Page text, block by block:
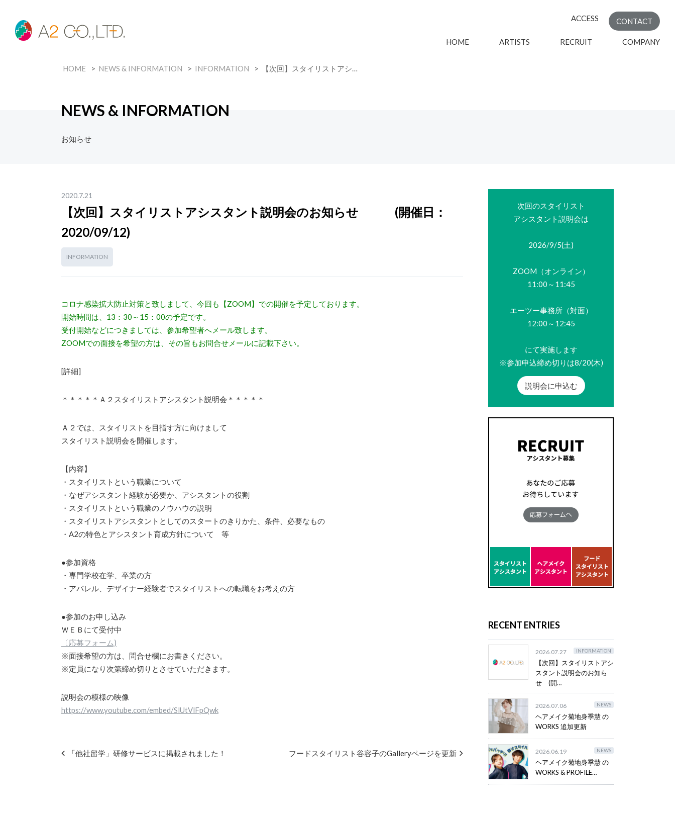
HOME ARTISTS RECRUIT COMPANY
ACCESS CONTACT
HOME NEWS & INFORMATION INFORMATION 【次回】スタイリストアシ…
NEWS & INFORMATION
お知らせ
2020.7.21
【次回】スタイリストアシスタント説明会のお知らせ (開催日：
2020/09/12)
INFORMATION
コロナ感染拡大防止対策と致しまして、今回も【ZOOM】での開催を予定しております。
開始時間は、13：30～15：00の予定です。
受付開始などにつきましては、参加希望者へメール致します。
ZOOMでの面接を希望の方は、その旨もお問合せメールに記載下さい。
[詳細]
＊＊＊＊＊Ａ２スタイリストアシスタント説明会＊＊＊＊＊
Ａ２では、スタイリストを目指す方に向けまして
スタイリスト説明会を開催します。
【内容】
・スタイリストという職業について
・なぜアシスタント経験が必要か、アシスタントの役割
・スタイリストという職業のノウハウの説明
・スタイリストアシスタントとしてのスタートのきりかた、条件、必要なもの
・A2の特色とアシスタント育成方針について 等
●参加資格
・専門学校在学、卒業の方
・アパレル、デザイナー経験者でスタイリストへの転職をお考えの方
●参加のお申し込み
ＷＥＢにて受付中
〔応募フォーム)
※面接希望の方は、問合せ欄にお書きください。
※定員になり次第締め切りとさせていただきます。
説明会の模様の映像
https://www.youtube.com/embed/SlUtVlFpQwk
「他社留学」研修サービスに掲載されました！ フードスタイリスト谷容子のGalleryページを更新
次回のスタイリスト
アシスタント説明会は
2026/9/5(土)
ZOOM（オンライン）
11:00～11:45
エーツー事務所（対面）
12:00～12:45
にて実施します
※参加申込締め切りは8/20(木)
説明会に申込む
RECENT ENTRIES
2026.07.27 INFORMATION
【次回】スタイリストアシ
スタント説明会のお知ら
せ (開…
2026.07.06 NEWS
ヘアメイク菊地身季慧 の
WORKS 追加更新
2026.06.19 NEWS
ヘアメイク菊地身季慧 の
WORKS & PROFILE…